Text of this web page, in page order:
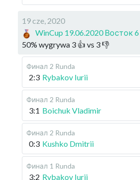
19 cze, 2020
WinCup 19.06.2020 Восток 6
50% wygrywa 3 👍 vs 3👎
Финал 2 Runda
2:3 Rybakov Iurii
Финал 2 Runda
3:1 Boichuk Vladimir
Финал 2 Runda
0:3 Kushko Dmitrii
Финал 1 Runda
3:2 Rybakov Iurii